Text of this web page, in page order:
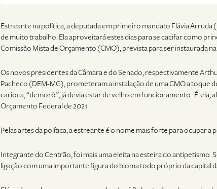
Estreante na política, a deputada em primeiro mandato Flávia Arruda
de muito trabalho. Ela aproveitará estes dias para se cacifar como
Comissão Mista de Orçamento (CMO), prevista para ser instaurada
Os novos presidentes da Câmara e do Senado, respectivamente
Pacheco (DEM-MG), prometeram a instalação de uma CMO a toque
carioca, “demorô”, já devia estar de velho em funcionamento. É ela,
Orçamento Federal de 2021.
Pelas artes da política, a estreante é o nome mais forte para ocupar a
Integrante do Centrão, foi mais uma eleita na esteira do antipetismo.
ligação com uma importante figura do bioma todo próprio da capital